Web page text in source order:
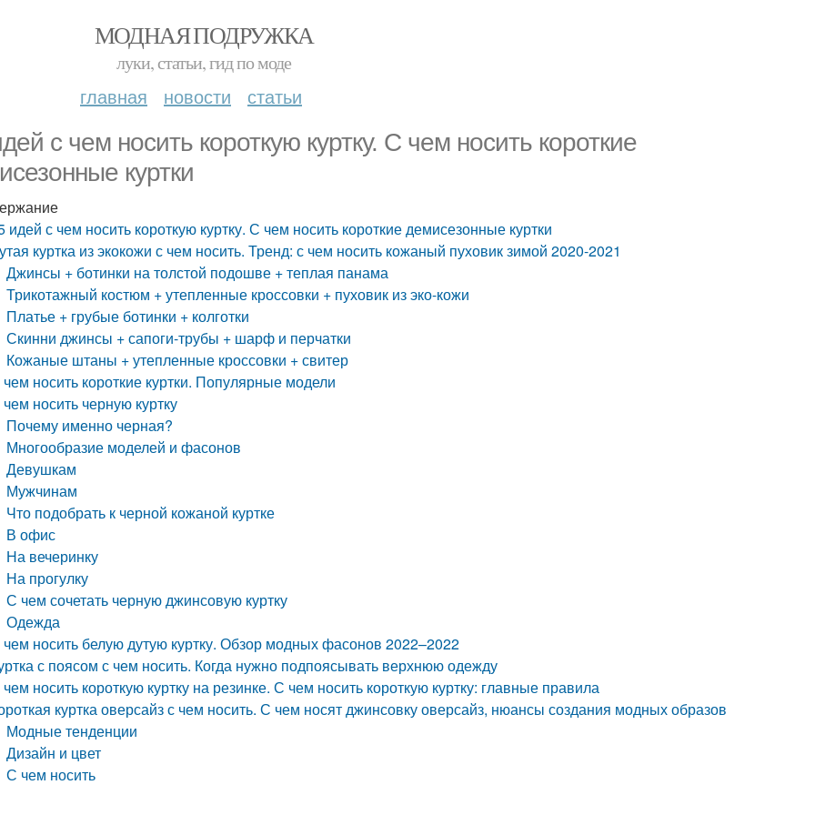
МОДНАЯ ПОДРУЖКА
луки, статьи, гид по моде
главная новости статьи
с чем носить короткую куртку. С чем носить короткие
куртки
идей с чем носить короткую куртку. С чем носить короткие демисезонные куртки
куртка из экокожи с чем носить. Тренд: с чем носить кожаный пуховик зимой 2020-2021
Джинсы + ботинки на толстой подошве + теплая панама
Трикотажный костюм + утепленные кроссовки + пуховик из эко-кожи
Платье + грубые ботинки + колготки
Скинни джинсы + сапоги-трубы + шарф и перчатки
Кожаные штаны + утепленные кроссовки + свитер
носить короткие куртки. Популярные модели
носить черную куртку
Почему именно черная?
Многообразие моделей и фасонов
Девушкам
Мужчинам
Что подобрать к черной кожаной куртке
В офис
На вечеринку
На прогулку
С чем сочетать черную джинсовую куртку
Одежда
носить белую дутую куртку. Обзор модных фасонов 2022–2022
с поясом с чем носить. Когда нужно подпоясывать верхнюю одежду
носить короткую куртку на резинке. С чем носить короткую куртку: главные правила
куртка оверсайз с чем носить. С чем носят джинсовку оверсайз, нюансы создания модных образов
Модные тенденции
Дизайн и цвет
С чем носить